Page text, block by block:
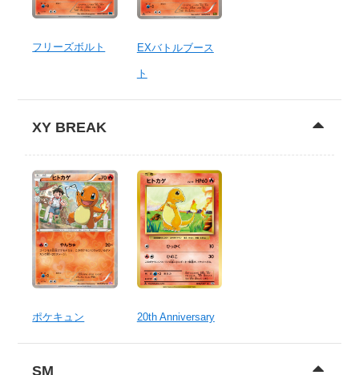
フリーズボルト EXバトルブース
ト
XY BREAK
ポケキュン 20th Anniversary
SM